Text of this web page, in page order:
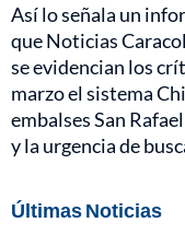
Así lo señala un
que Noticias
se evidencian los
marzo el sistema
embalses San
y la urgencia de
Últimas Noticias